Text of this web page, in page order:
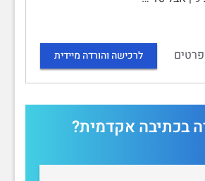
לרכישה והורדה מיידית
בכתיבה אקדמית?